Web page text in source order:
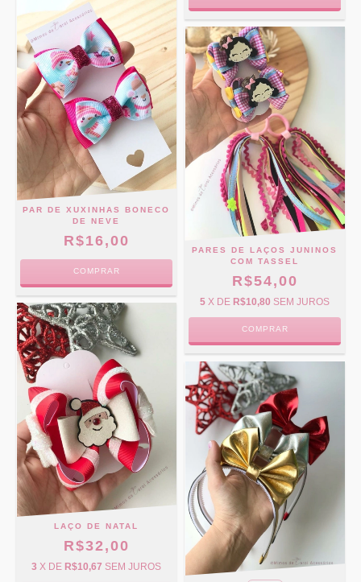
PAR DE XUXINHAS BONECO
DE NEVE
R$16,00
COMPRAR
PARES DE LAÇOS JUNINOS
COM TASSEL
R$54,00
5 X DE R$10,80 SEM JUROS
COMPRAR
LAÇO DE NATAL
R$32,00
3 X DE R$10,67 SEM JUROS